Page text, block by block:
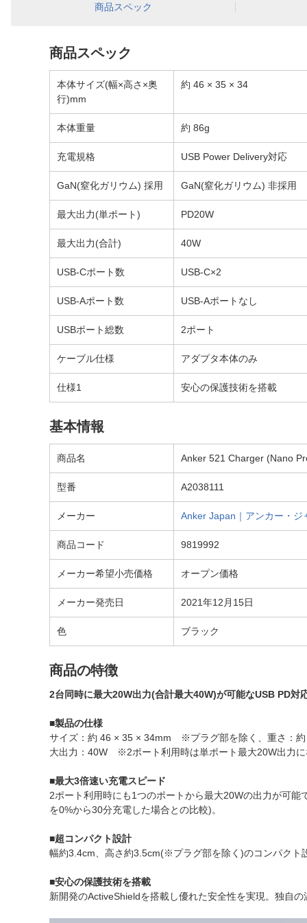
商品スペック
商品スペック
本体サイズ(幅×高さ×奥
行)mm
約 46 × 35 × 34
本体重量 約 86g
充電規格 USB Power Delivery対応
GaN(窒化ガリウム) 採用 GaN(窒化ガリウム) 非採用
最大出力(単ポート) PD20W
最大出力(合計) 40W
USB-Cポート数 USB-C×2
USB-Aポート数 USB-Aポートなし
USBポート総数 2ポート
ケーブル仕様 アダプタ本体のみ
仕様1 安心の保護技術を搭載
基本情報
商品名 Anker 521 Charger (Nano
型番 A2038111
メーカー Anker Japan｜アンカー・ジ
商品コード 9819992
メーカー希望小売価格 オープン価格
メーカー発売日 2021年12月15日
色 ブラック
商品の特徴
2台同時に最大20W出力(合計最大40W)が可能なUSB PD対
■製品の仕様
サイズ：約 46 × 35 × 34mm ※プラグ部を除く、重さ：約
大出力：40W ※2ポート利用時は単ポート最大20W出力に
■最大3倍速い充電スピード
2ポート利用時にも1つのポートから最大20Wの出力が可
を0%から30分充電した場合との比較)。
■超コンパクト設計
幅約3.4cm、高さ約3.5cm(※プラグ部を除く)のコンパク
■安心の保護技術を搭載
新開発のActiveShieldを搭載し優れた安全性を実現。独自